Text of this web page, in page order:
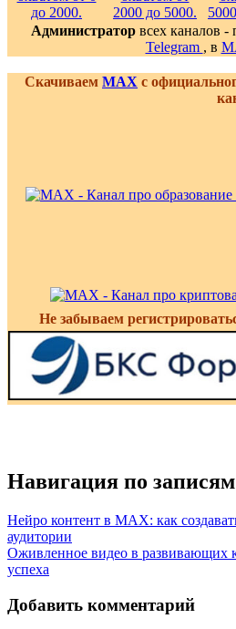
Администратор всех каналов
Telegram , в
Скачиваем MAX с
Не забываем
Навигация по записям
Нейро контент в MAX: как
аудитории
Оживленное видео в развивающих
успеха
Добавить комментарий